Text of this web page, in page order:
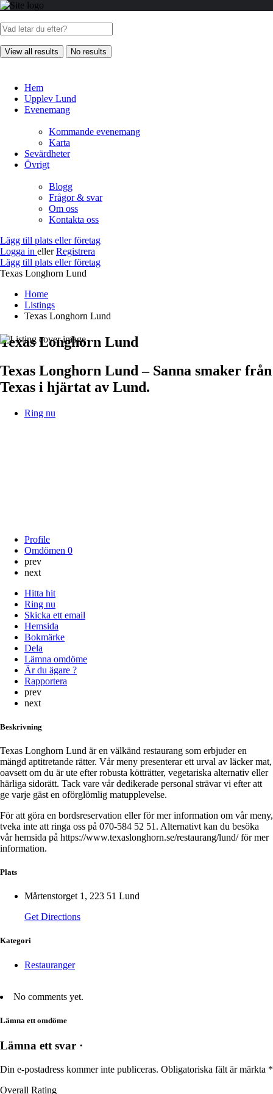
View all results No results
Hem
Upplev Lund
Evenemang
Kommande evenemang
Karta
Sevärdheter
Övrigt
Blogg
Frågor & svar
Om oss
Kontakta oss
Lägg till plats eller företag
Logga in eller Registrera
Lägg till plats eller företag
Texas Longhorn Lund
Home
Listings
Texas Longhorn Lund
Texas Longhorn Lund
Texas Longhorn Lund – Sanna smaker från
Texas i hjärtat av Lund.
Ring nu
Profile
Omdömen 0
prev
next
Hitta hit
Ring nu
Skicka ett email
Hemsida
Bokmärke
Dela
Lämna omdöme
Är du ägare ?
Rapportera
prev
next
Beskrivning
Texas Longhorn Lund är en välkänd restaurang som erbjuder en
mängd aptitretande rätter. Vår meny presenterar ett urval av läcker mat,
oavsett om du är ute efter robusta kötträtter, vegetariska alternativ eller
härliga sidorätt. Tack vare vår dedikerade personal strävar vi efter att
ge varje gäst en oförglömlig matupplevelse.
För att göra en bordsreservation eller för mer information om vår meny,
tveka inte att ringa oss på 070-584 52 51. Alternativt kan du besöka
vår hemsida på https://www.texaslonghorn.se/restaurang/lund/ för mer
information.
Plats
Mårtenstorget 1, 223 51 Lund
Get Directions
Kategori
Restauranger
No comments yet.
Lämna ett omdöme
Lämna ett svar ·
Din e-postadress kommer inte publiceras. Obligatoriska fält är märkta *
Overall Rating